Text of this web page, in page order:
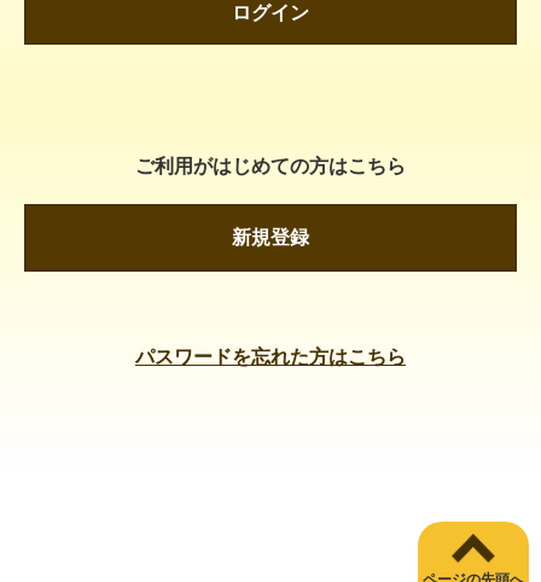
ログイン
ご利用がはじめての方はこちら
新規登録
パスワードを忘れた方はこちら